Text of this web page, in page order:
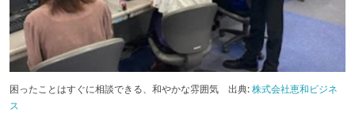
困ったことはすぐに相談できる、和やかな雰囲気 出典:株式会社恵和ビジネ
ス